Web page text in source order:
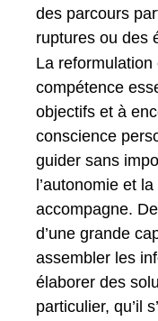
des parcours
ruptures ou des
La
compétence
objectifs et à
conscience
guider sans
l’autonomie et
accompagne.
d’une grande
assembler les
élaborer des
particulier, qu’il